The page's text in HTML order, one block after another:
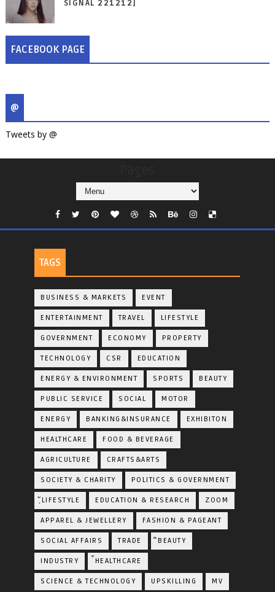
SIGNAL 221212]
FACEBOOK PAGE
@
Tweets by @
TAGS
BUSINESS & MARKETS EVENT
ENTERTAINMENT TRAVEL LIFESTYLE
GOVERNMENT ECONOMY PROPERTY
TECHNOLOGY CSR EDUCATION
ENERGY & ENVIRONMENT SPORTS BEAUTY
PUBLIC SERVICE SOCIAL MOTOR
ENERGY BANKING&INSURANCE EXHIBITON
HEALTHCARE FOOD & BEVERAGE
AGRICULTURE CRAFTS&ARTS
SOCIETY & CHARITY POLITICS & GOVERNMENT
ฺัLIFESTYLE EDUCATION & RESEARCH ZOOM
APPAREL & JEWELLERY FASHION & PAGEANT
SOCIAL AFFAIRS TRADE ิBEAUTY
INDUSTRY ้HEALTHCARE
SCIENCE & TECHNOLOGY UPSKILLING MV